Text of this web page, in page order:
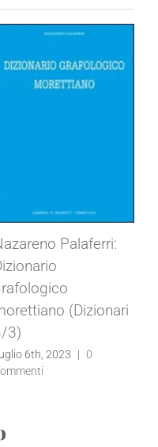
Palaferri:
(Dizionari
3)
6th, 2023 |
0